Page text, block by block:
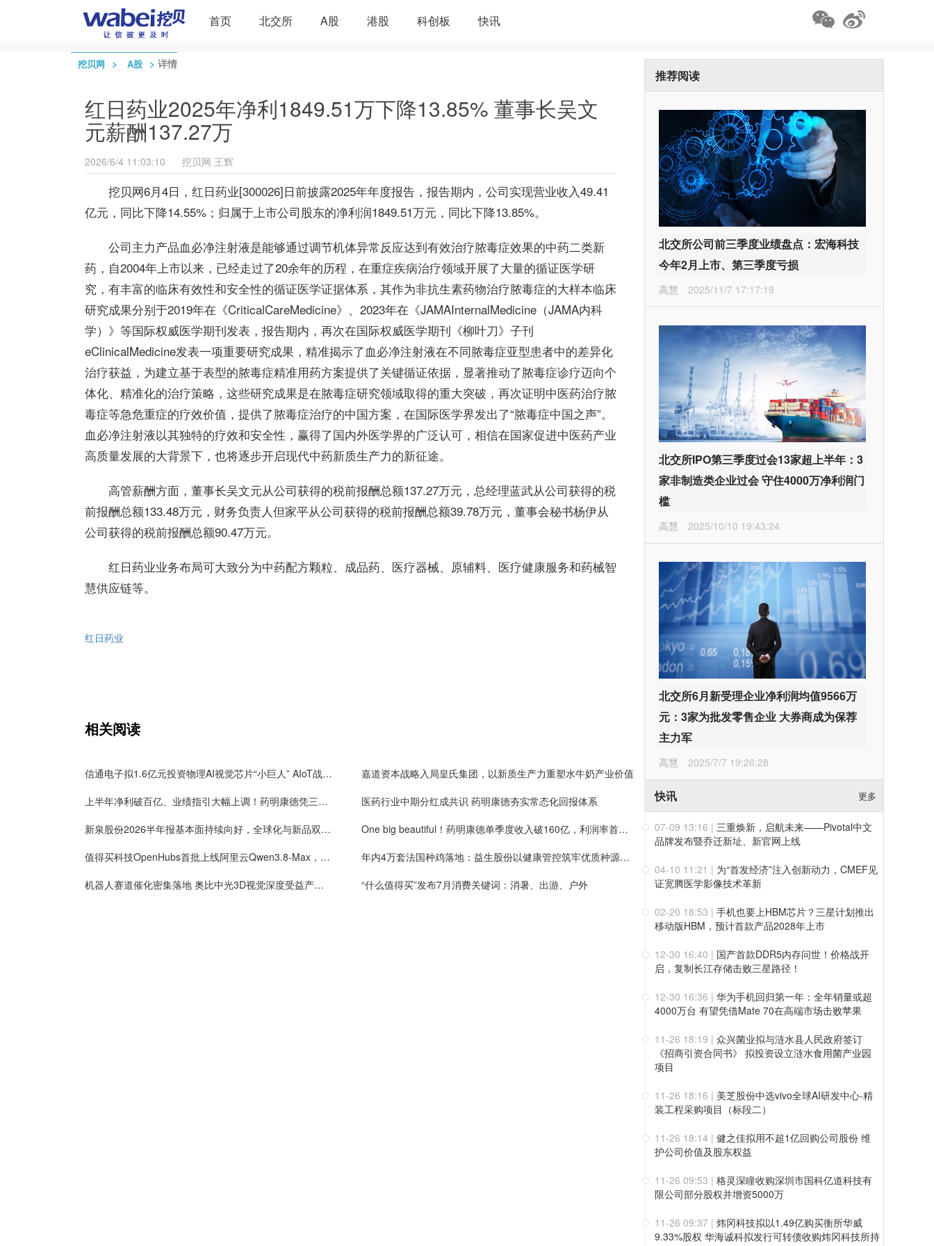
首页 北交所 A股 港股 科创板 快讯
挖贝网 > A股 > 详情
红日药业2025年净利1849.51万下降13.85% 董事长吴文
元薪酬137.27万
2026/6/4 11:03:10 挖贝网 王辉
挖贝网6月4日，红日药业[300026]日前披露2025年年度报告，报告期内，公司实现营业收入49.41
亿元，同比下降14.55%；归属于上市公司股东的净利润1849.51万元，同比下降13.85%。
公司主力产品血必净注射液是能够通过调节机体异常反应达到有效治疗脓毒症效果的中药二类新
药，自2004年上市以来，已经走过了20余年的历程，在重症疾病治疗领域开展了大量的循证医学研
究，有丰富的临床有效性和安全性的循证医学证据体系，其作为非抗生素药物治疗脓毒症的大样本临床
研究成果分别于2019年在《CriticalCareMedicine》、2023年在《JAMAInternalMedicine（JAMA内科
学）》等国际权威医学期刊发表，报告期内，再次在国际权威医学期刊《柳叶刀》子刊
eClinicalMedicine发表一项重要研究成果，精准揭示了血必净注射液在不同脓毒症亚型患者中的差异化
治疗获益，为建立基于表型的脓毒症精准用药方案提供了关键循证依据，显著推动了脓毒症诊疗迈向个
体化、精准化的治疗策略，这些研究成果是在脓毒症研究领域取得的重大突破，再次证明中医药治疗脓
毒症等急危重症的疗效价值，提供了脓毒症治疗的中国方案，在国际医学界发出了“脓毒症中国之声”。
血必净注射液以其独特的疗效和安全性，赢得了国内外医学界的广泛认可，相信在国家促进中医药产业
高质量发展的大背景下，也将逐步开启现代中药新质生产力的新征途。
高管薪酬方面，董事长吴文元从公司获得的税前报酬总额137.27万元，总经理蓝武从公司获得的税
前报酬总额133.48万元，财务负责人但家平从公司获得的税前报酬总额39.78万元，董事会秘书杨伊从
公司获得的税前报酬总额90.47万元。
红日药业业务布局可大致分为中药配方颗粒、成品药、医疗器械、原辅料、医疗健康服务和药械智
慧供应链等。
红日药业
相关阅读
信通电子拟1.6亿元投资物理AI视觉芯片“小巨人” AIoT战略加速落地
嘉道资本战略入局皇氏集团，以新质生产力重塑水牛奶产业价值
上半年净利破百亿、业绩指引大幅上调！药明康德凭三层确定性接住K型分化红利
医药行业中期分红成共识 药明康德夯实常态化回报体系
新泉股份2026半年报基本面持续向好，全球化与新品双轮驱动
One big beautiful！药明康德单季度收入破160亿，利润率首超40%
值得买科技OpenHubs首批上线阿里云Qwen3.8-Max，持续完善企业多模型服务
年内4万套法国种鸡落地：益生股份以健康管控筑牢优质种源竞争壁垒
机器人赛道催化密集落地 奥比中光3D视觉深度受益产业扩容
“什么值得买”发布7月消费关键词：消暑、出游、户外
推荐阅读
北交所公司前三季度业绩盘点：宏海科技
今年2月上市、第三季度亏损
高慧 2025/11/7 17:17:19
北交所IPO第三季度过会13家超上半年：3
家非制造类企业过会 守住4000万净利润门
槛
高慧 2025/10/10 19:43:24
北交所6月新受理企业净利润均值9566万
元：3家为批发零售企业 大券商成为保荐
主力军
高慧 2025/7/7 19:26:28
快讯 更多
07-09 13:16 | 三重焕新，启航未来——Pivotal中文
品牌发布暨乔迁新址、新官网上线
04-10 11:21 | 为“首发经济”注入创新动力，CMEF见
证宽腾医学影像技术革新
02-20 18:53 | 手机也要上HBM芯片？三星计划推出
移动版HBM，预计首款产品2028年上市
12-30 16:40 | 国产首款DDR5内存问世！价格战开
启，复制长江存储击败三星路径！
12-30 16:36 | 华为手机回归第一年：全年销量或超
4000万台 有望凭借Mate 70在高端市场击败苹果
11-26 18:19 | 众兴菌业拟与涟水县人民政府签订
《招商引资合同书》 拟投资设立涟水食用菌产业园
项目
11-26 18:16 | 美芝股份中选vivo全球AI研发中心-精
装工程采购项目（标段二）
11-26 18:14 | 健之佳拟用不超1亿回购公司股份 维
护公司价值及股东权益
11-26 09:53 | 格灵深瞳收购深圳市国科亿道科技有
限公司部分股权并增资5000万
11-26 09:37 | 炜冈科技拟以1.49亿购买衡所华威
9.33%股权 华海诚科拟发行可转债收购炜冈科技所持